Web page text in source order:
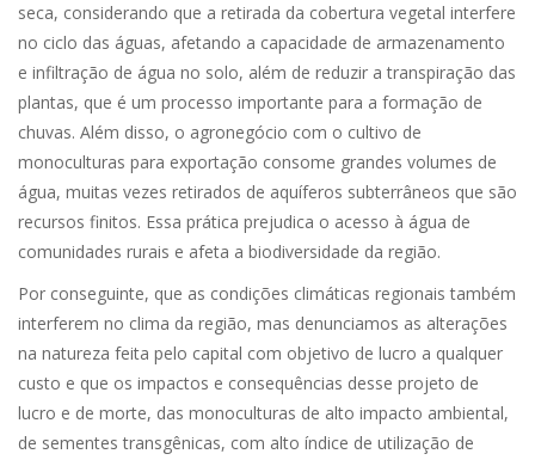
seca, considerando que a retirada da cobertura vegetal interfere
no ciclo das águas, afetando a capacidade de armazenamento
e infiltração de água no solo, além de reduzir a transpiração das
plantas, que é um processo importante para a formação de
chuvas. Além disso, o agronegócio com o cultivo de
monoculturas para exportação consome grandes volumes de
água, muitas vezes retirados de aquíferos subterrâneos que são
recursos finitos. Essa prática prejudica o acesso à água de
comunidades rurais e afeta a biodiversidade da região.
Por conseguinte, que as condições climáticas regionais também
interferem no clima da região, mas denunciamos as alterações
na natureza feita pelo capital com objetivo de lucro a qualquer
custo e que os impactos e consequências desse projeto de
lucro e de morte, das monoculturas de alto impacto ambiental,
de sementes transgênicas, com alto índice de utilização de